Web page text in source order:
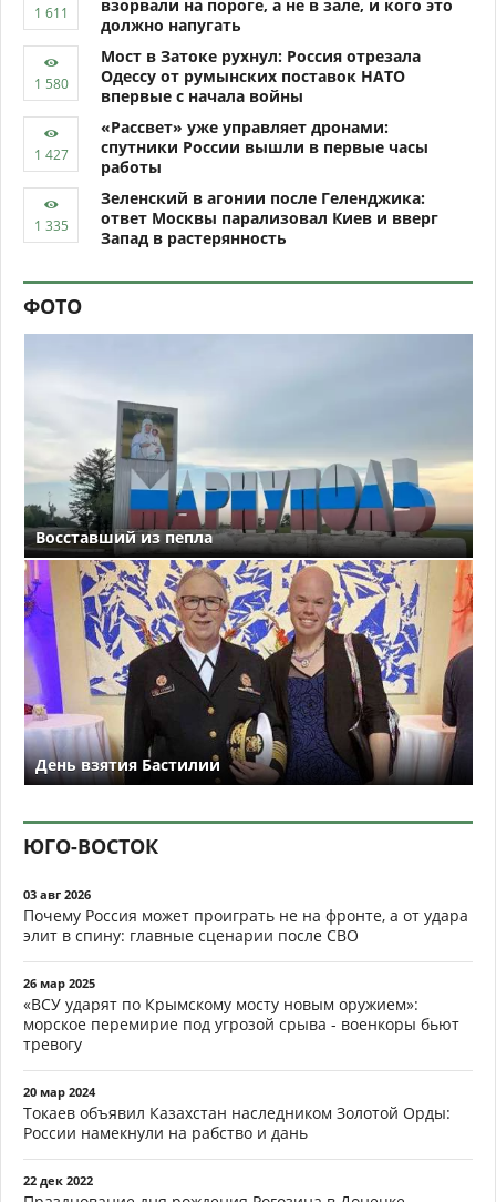
взорвали на пороге, а не в зале, и кого это
должно напугать
Мост в Затоке рухнул: Россия отрезала
Одессу от румынских поставок НАТО
впервые с начала войны
«Рассвет» уже управляет дронами:
спутники России вышли в первые часы
работы
Зеленский в агонии после Геленджика:
ответ Москвы парализовал Киев и вверг
Запад в растерянность
ФОТО
Восставший из пепла
День взятия Бастилии
ЮГО-ВОСТОК
03 авг 2026
Почему Россия может проиграть не на фронте, а от удара
элит в спину: главные сценарии после СВО
26 мар 2025
«ВСУ ударят по Крымскому мосту новым оружием»:
морское перемирие под угрозой срыва - военкоры бьют
тревогу
20 мар 2024
Токаев объявил Казахстан наследником Золотой Орды:
России намекнули на рабство и дань
22 дек 2022